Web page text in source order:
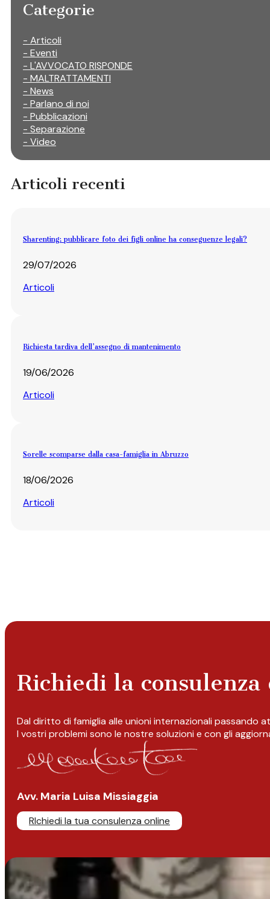
Categorie
- Articoli
- Eventi
- L'AVVOCATO RISPONDE
- MALTRATTAMENTI
- News
- Parlano di noi
- Pubblicazioni
- Separazione
- Video
Articoli recenti
Sharenting: pubblicare foto dei figli online ha conseguenze legali?
29/07/2026
Articoli
Richiesta tardiva dell’assegno di mantenimento
19/06/2026
Articoli
Sorelle scomparse dalla casa-famiglia in Abruzzo
18/06/2026
Articoli
Richiedi la
Dal diritto di famiglia alle unioni internazionali passando
I vostri problemi sono le nostre soluzioni e con gli
Avv. Maria Luisa Missiaggia
RIchiedi la tua consulenza online